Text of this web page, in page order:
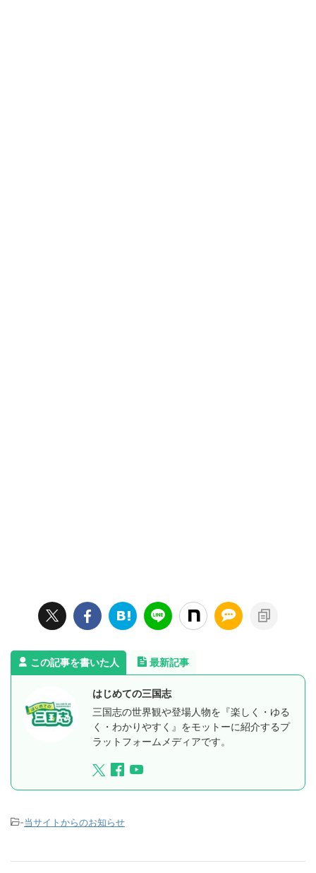
この記事を書いた人 最新記事
はじめての三国志
三国志の世界観や登場人物を『楽しく・ゆる
く・わかりやすく』をモットーに紹介するプ
ラットフォームメディアです。
-当サイトからのお知らせ